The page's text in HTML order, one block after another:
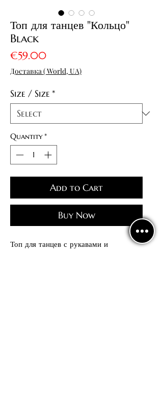
Топ для танцев "Кольцо"
Black
€59.00Price
Доставка ( World, UA)
Size / Size *
Quantity *
Add to Cart
Buy Now
Топ для танцев с рукавами и